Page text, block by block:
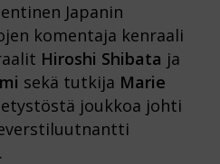
Japanin
komentaja kenraali
Hiroshi Shibata ja
sekä tutkija Marie
joukkoa johti
.